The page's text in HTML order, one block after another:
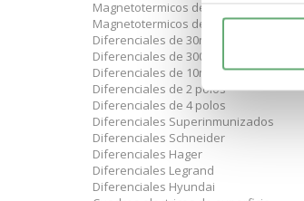
Magnetotermicos de 40A
Magnetotermicos de 63A
Diferenciales de 30mA
Diferenciales de 300mA
Diferenciales de 10mA
Diferenciales de 2 polos
Diferenciales de 4 polos
Diferenciales Superinmunizados
Diferenciales Schneider
Diferenciales Hager
Diferenciales Legrand
Diferenciales Hyundai